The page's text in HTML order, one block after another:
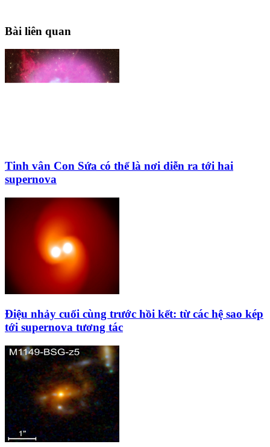
Bài liên quan
Tinh vân Con Sứa có thể là nơi diễn ra tới hai
supernova
Điệu nhảy cuối cùng trước hồi kết: từ các hệ sao kép
tới supernova tương tác